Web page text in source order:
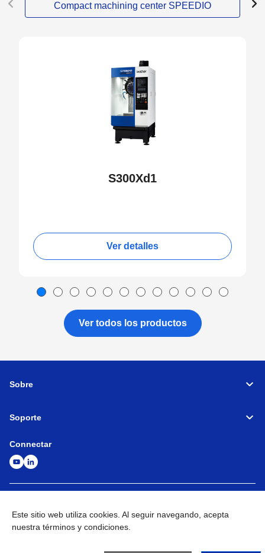
Compact machining center SPEEDIO
S300Xd1
Ver detalles
Ver todos los productos
Sobre
Soporte
Connectar
Términos y condiciones
Mapa del sitio Ir al sitio global
Este sitio web utiliza cookies. Al seguir navegando, acepta
nuestra términos y condiciones.